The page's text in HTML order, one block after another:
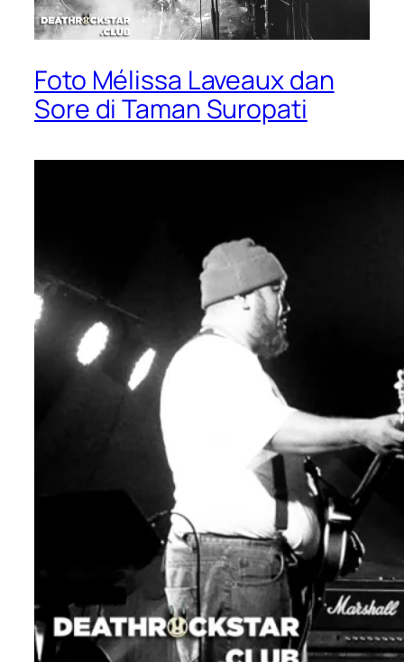
Foto Mélissa Laveaux dan
Sore di Taman Suropati